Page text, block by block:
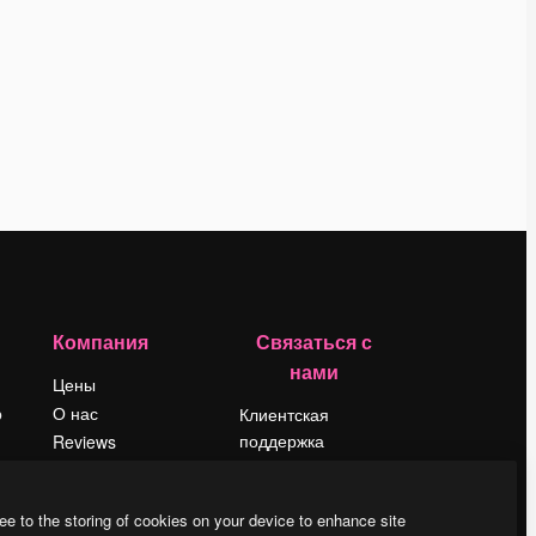
Компания
Цены
О нас
Reviews
Блог
Связаться с
нами
Клиентская
поддержка
LinkedIn
to the storing of cookies on your device to enhance site